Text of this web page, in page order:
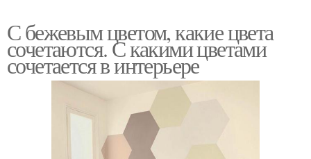
С бежевым цветом, какие цвета
сочетаются. С какими цветами
сочетается в интерьере